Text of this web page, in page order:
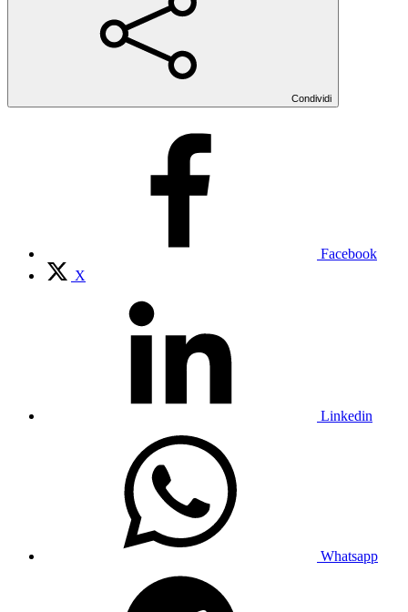
Condividi
Facebook
X
Linkedin
Whatsapp